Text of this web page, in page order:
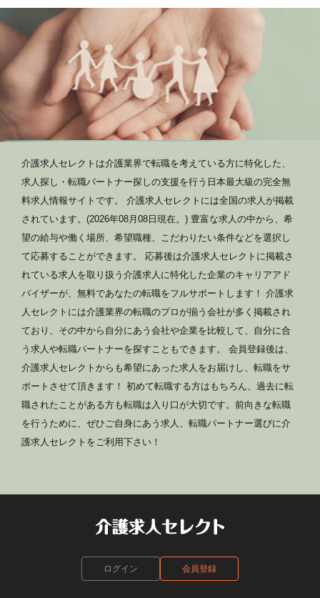
介護求人セレクトは介護業界で転職を考えている方に特化した、
求人探し・転職パートナー探しの支援を行う日本最大級の完全無
料求人情報サイトです。 介護求人セレクトには全国の求人が掲載
されています。(2026年08月08日現在。) 豊富な求人の中から、希
望の給与や働く場所、希望職種、こだわりたい条件などを選択し
て応募することができます。 応募後は介護求人セレクトに掲載さ
れている求人を取り扱う介護求人に特化した企業のキャリアアド
バイザーが、無料であなたの転職をフルサポートします！ 介護求
人セレクトには介護業界の転職のプロが揃う会社が多く掲載され
ており、その中から自分にあう会社や企業を比較して、自分に合
う求人や転職パートナーを探すこともできます。 会員登録後は、
介護求人セレクトからも希望にあった求人をお届けし、転職をサ
ポートさせて頂きます！ 初めて転職する方はもちろん、過去に転
職されたことがある方も転職は入り口が大切です。前向きな転職
を行うために、ぜひご自身にあう求人、転職パートナー選びに介
護求人セレクトをご利用下さい！
ログイン 会員登録